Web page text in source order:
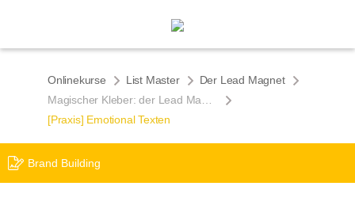
Onlinekurse List Master
Der Lead Magnet
[Praxis] Emotional Texten
Brand Building